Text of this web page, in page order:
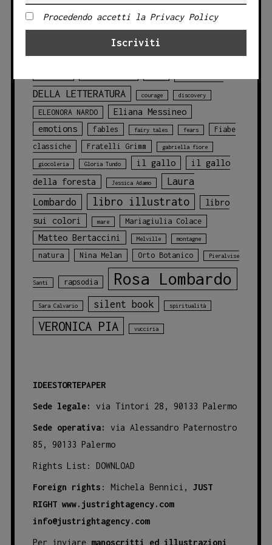
TAG PRODOTTO
Angelo Bruno
della foresta animals balene blu
DELLA LETTERATURA
courage discovery
ELEONORA NARDO
Eliana Messineo
emotions
fables fairy tales fears
Fiabe
classiche
Fratelli Grimm gabriella fiore
giocoleria Gloria Tundo il gallo
il gallo
della foresta
Jessica Adamo
Laura
Lombardo
libro illustrato
libro
sui colori
mare Mariagiulia Colace
Matteo Bertaccini Melville montagne
natura Nina Melan Orto Botanico Pieralvise
Santi rapsodia Rosa Lombardo
Sara Calvario silent book spiritualità
VERONICA PIA vucciria
IDEESTORTEPAPER
Sede legale: via Tintori 28, 90133 Palermo
Sede operativa:
via Alessandro Paternostro
85, 90133 Palermo
Rights List: DOWNLOAD
Foreign rights : Michela Bennici, JUST
RIGHT www.justrightagency.com
info@justrightagency.com
Per inviare manoscritti ed illustrazioni
Procedendo accetti la Privacy Policy